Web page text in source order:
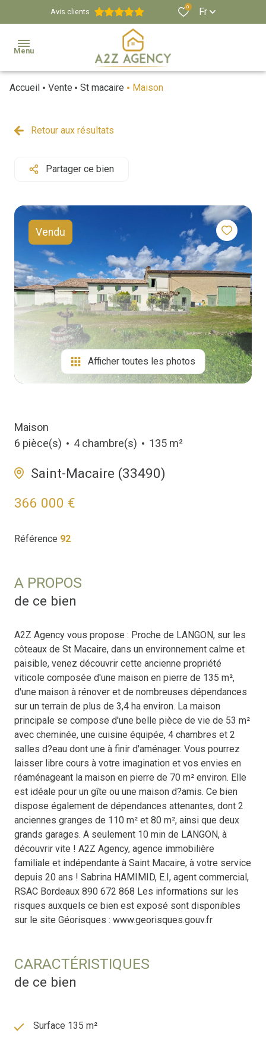
Avis clients
0 Fr
Menu
Estimation
Immobiliers
Viticoles
Et
Équestres
Biens
Vendus
Accueil Vente St macaire Maison
Retour aux résultats
Partager ce bien
Vendu
Afficher toutes les photos
Maison
6 pièce(s)
4 chambre(s) 135 m²
Saint-Macaire (33490)
366 000 €
Référence 92
A PROPOS
de ce bien
A2Z Agency vous propose : Proche de LANGON, sur les
côteaux de St Macaire, dans un environnement calme et
paisible, venez découvrir cette ancienne propriété
viticole composée d'une maison en pierre de 135 m²,
d'une maison à rénover et de nombreuses dépendances
sur un terrain de plus de 3,4 ha environ. La maison
principale se compose d'une belle pièce de vie de 53 m²
avec cheminée, une cuisine équipée, 4 chambres et 2
salles d?eau dont une à finir d'aménager. Vous pourrez
laisser libre cours à votre imagination et vos envies en
réaménageant la maison en pierre de 70 m² environ. Elle
est idéale pour un gîte ou une maison d?amis. Ce bien
dispose également de dépendances attenantes, dont 2
anciennes granges de 110 m² et 80 m², ainsi que deux
grands garages. A seulement 10 min de LANGON, à
découvrir vite ! A2Z Agency, agence immobilière
familiale et indépendante à Saint Macaire, à votre service
depuis 20 ans ! Sabrina HAMIMID, E.I, agent commercial,
RSAC Bordeaux 890 672 868 Les informations sur les
risques auxquels ce bien est exposé sont disponibles
sur le site Géorisques : www.georisques.gouv.fr
CARACTÉRISTIQUES
de ce bien
Surface 135 m²